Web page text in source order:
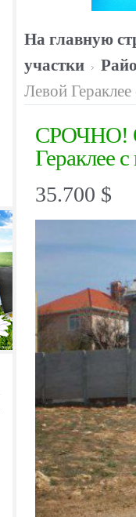
На главную
участки
Левой
СРОЧНО!
Гераклее
35.700 $